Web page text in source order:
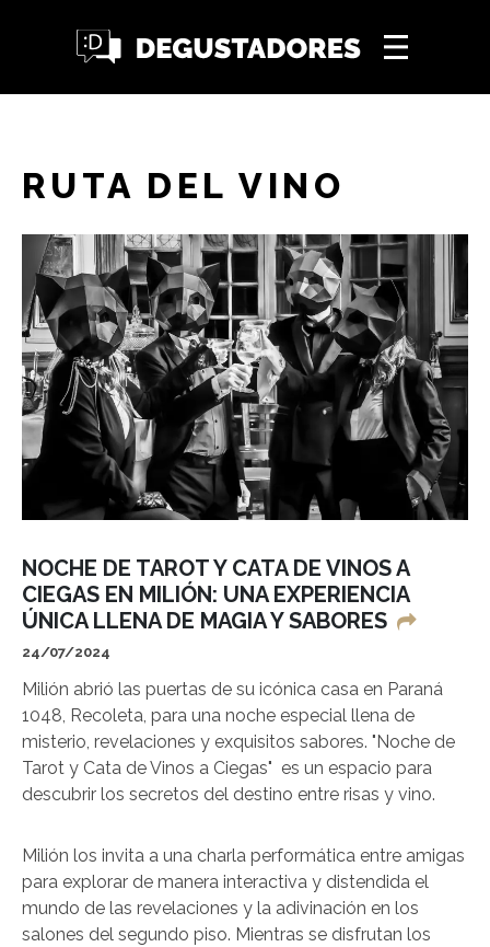
RUTA DEL VINO
NOCHE DE TAROT Y CATA DE VINOS A
CIEGAS EN MILIÓN: UNA EXPERIENCIA
ÚNICA LLENA DE MAGIA Y SABORES
24/07/2024
Milión abrió las puertas de su icónica casa en Paraná
1048, Recoleta, para una noche especial llena de
misterio, revelaciones y exquisitos sabores. "Noche de
Tarot y Cata de Vinos a Ciegas" es un espacio para
descubrir los secretos del destino entre risas y vino.
Milión los invita a una charla performática entre amigas
para explorar de manera interactiva y distendida el
mundo de las revelaciones y la adivinación en los
salones del segundo piso. Mientras se disfrutan los